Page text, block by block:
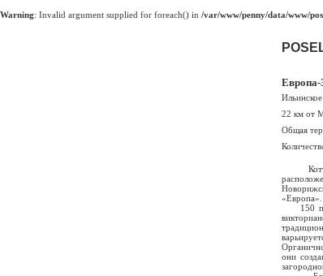
Warning: Invalid argument supplied for foreach() in /var/www/penny/data/www/
Европа-
Ильинское
22 км от
Общая
«Европа».
150
они